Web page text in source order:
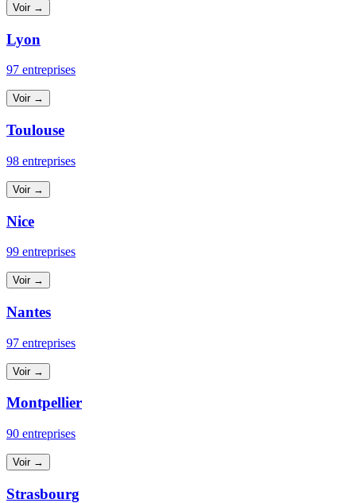
Voir →
Lyon
97 entreprises
Voir →
Toulouse
98 entreprises
Voir →
Nice
99 entreprises
Voir →
Nantes
97 entreprises
Voir →
Montpellier
90 entreprises
Voir →
Strasbourg